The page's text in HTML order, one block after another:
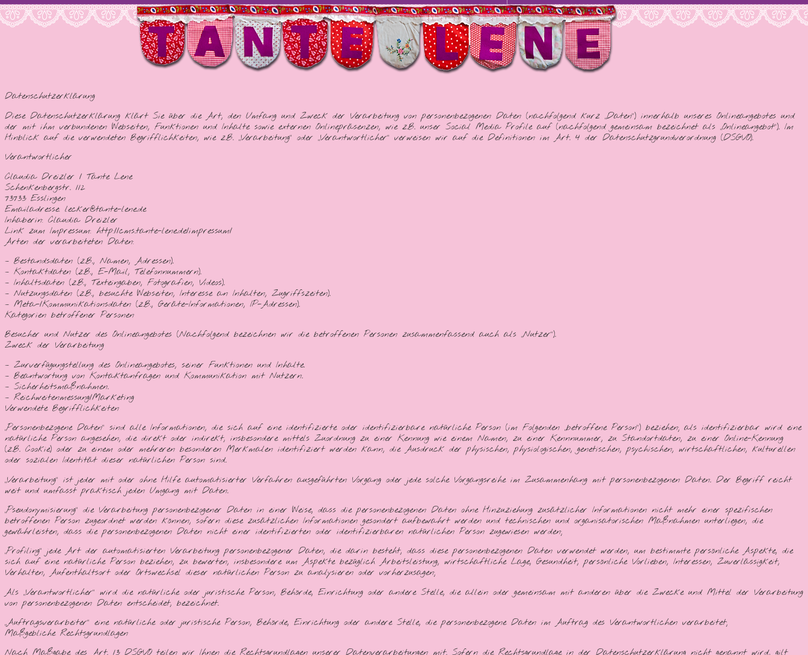
Datenschutzerklärung
Diese Datenschutzerklärung klärt Sie über die Art, den Umfang und Zweck der Verarbeitung von personenbezogenen Daten (nachfolgend kurz „Daten“) innerhalb unseres Onlineangebotes und
der mit ihm verbundenen Webseiten, Funktionen und Inhalte sowie externen Onlinepräsenzen, wie z.B. unser Social Media Profile auf (nachfolgend gemeinsam bezeichnet als „Onlineangebot“). Im
Hinblick auf die verwendeten Begrifflichkeiten, wie z.B. „Verarbeitung“ oder „Verantwortlicher“ verweisen wir auf die Definitionen im Art. 4 der Datenschutzgrundverordnung (DSGVO).
Verantwortlicher
Claudia Dreizler / Tante Lene
Schenkenbergstr. 112
73733 Esslingen
Emailadresse: lecker@tante-lene.de
Inhaberin: Claudia Dreizler
Link zum Impressum: http://cms.tante-lene.de/impressum/
Arten der verarbeiteten Daten:
– Bestandsdaten (z.B., Namen, Adressen).
– Kontaktdaten (z.B., E-Mail, Telefonnummern).
– Inhaltsdaten (z.B., Texteingaben, Fotografien, Videos).
– Nutzungsdaten (z.B., besuchte Webseiten, Interesse an Inhalten, Zugriffszeiten).
– Meta-/Kommunikationsdaten (z.B., Geräte-Informationen, IP-Adressen).
Kategorien betroffener Personen
Besucher und Nutzer des Onlineangebotes (Nachfolgend bezeichnen wir die betroffenen Personen zusammenfassend auch als „Nutzer“).
Zweck der Verarbeitung
– Zurverfügungstellung des Onlineangebotes, seiner Funktionen und Inhalte.
– Beantwortung von Kontaktanfragen und Kommunikation mit Nutzern.
– Sicherheitsmaßnahmen.
– Reichweitenmessung/Marketing
Verwendete Begrifflichkeiten
„Personenbezogene Daten“ sind alle Informationen, die sich auf eine identifizierte oder identifizierbare natürliche Person (im Folgenden „betroffene Person“) beziehen; als identifizierbar wird eine
natürliche Person angesehen, die direkt oder indirekt, insbesondere mittels Zuordnung zu einer Kennung wie einem Namen, zu einer Kennnummer, zu Standortdaten, zu einer Online-Kennung
(z.B. Cookie) oder zu einem oder mehreren besonderen Merkmalen identifiziert werden kann, die Ausdruck der physischen, physiologischen, genetischen, psychischen, wirtschaftlichen, kulturellen
oder sozialen Identität dieser natürlichen Person sind.
„Verarbeitung“ ist jeder mit oder ohne Hilfe automatisierter Verfahren ausgeführten Vorgang oder jede solche Vorgangsreihe im Zusammenhang mit personenbezogenen Daten. Der Begriff reicht
weit und umfasst praktisch jeden Umgang mit Daten.
„Pseudonymisierung“ die Verarbeitung personenbezogener Daten in einer Weise, dass die personenbezogenen Daten ohne Hinzuziehung zusätzlicher Informationen nicht mehr einer spezifischen
betroffenen Person zugeordnet werden können, sofern diese zusätzlichen Informationen gesondert aufbewahrt werden und technischen und organisatorischen Maßnahmen unterliegen, die
gewährleisten, dass die personenbezogenen Daten nicht einer identifizierten oder identifizierbaren natürlichen Person zugewiesen werden;
„Profiling“ jede Art der automatisierten Verarbeitung personenbezogener Daten, die darin besteht, dass diese personenbezogenen Daten verwendet werden, um bestimmte persönliche Aspekte, die
sich auf eine natürliche Person beziehen, zu bewerten, insbesondere um Aspekte bezüglich Arbeitsleistung, wirtschaftliche Lage, Gesundheit, persönliche Vorlieben, Interessen, Zuverlässigkeit,
Verhalten, Aufenthaltsort oder Ortswechsel dieser natürlichen Person zu analysieren oder vorherzusagen;
Als „Verantwortlicher“ wird die natürliche oder juristische Person, Behörde, Einrichtung oder andere Stelle, die allein oder gemeinsam mit anderen über die Zwecke und Mittel der Verarbeitung
von personenbezogenen Daten entscheidet, bezeichnet.
„Auftragsverarbeiter“ eine natürliche oder juristische Person, Behörde, Einrichtung oder andere Stelle, die personenbezogene Daten im Auftrag des Verantwortlichen verarbeitet;
Maßgebliche Rechtsgrundlagen